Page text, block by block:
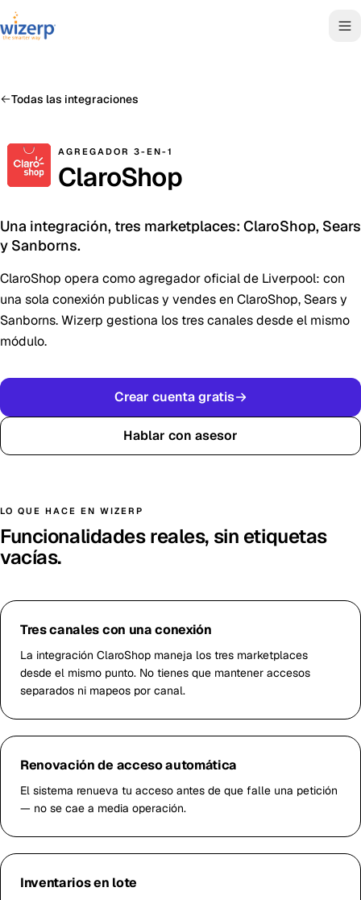
Todas las integraciones
AGREGADOR 3-EN-1
ClaroShop
Una integración, tres marketplaces: ClaroShop, Sears
y Sanborns.
ClaroShop opera como agregador oficial de Liverpool: con
una sola conexión publicas y vendes en ClaroShop, Sears y
Sanborns. Wizerp gestiona los tres canales desde el mismo
módulo.
Crear cuenta gratis
Hablar con asesor
LO QUE HACE EN WIZERP
Funcionalidades reales, sin etiquetas
vacías.
Tres canales con una conexión
La integración ClaroShop maneja los tres marketplaces
desde el mismo punto. No tienes que mantener accesos
separados ni mapeos por canal.
Renovación de acceso automática
El sistema renueva tu acceso antes de que falle una petición
— no se cae a media operación.
Inventarios en lote